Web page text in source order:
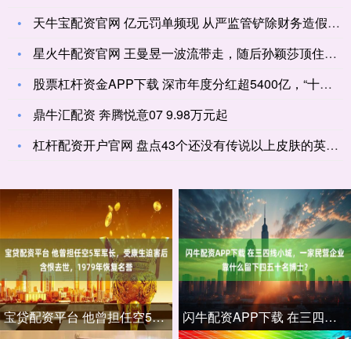
天牛宝配资官网 亿元罚单频现 从严监管铲除财务造假“毒瘤”
星火牛配资官网 王曼昱一波流带走，随后孙颖莎顶住压力拿下，将
股票杠杆资金APP下载 深市年度分红超5400亿，“十四五”
鼎牛汇配资 奔腾悦意07 9.98万元起
杠杆配资开户官网 盘点43个还没有传说以上皮肤的英雄，战士占
宝贷配资平台 他曾担任空5军军长，受康生迫害后含恨去世，1979年恢复名誉 闪牛配资APP下载 在三四线小城，一家民营企业靠什么留下四五十名博士？